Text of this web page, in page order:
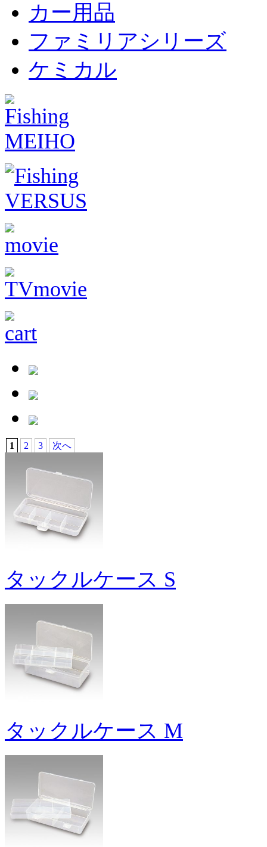
カー用品
ファミリアシリーズ
ケミカル
1 2 3 次へ
タックルケース S
タックルケース M